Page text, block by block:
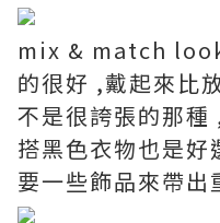
mix & match
的很好 ,戴起來比
不是很誇張的那
搭黑色衣物也是
要一些飾品來帶出